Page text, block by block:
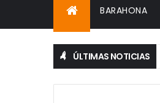
BARAHONA
ÚLTIMAS NOTICIAS